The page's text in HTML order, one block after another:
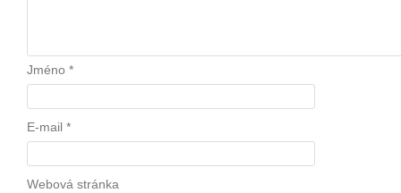
Jméno *
E-mail *
Webová stránka